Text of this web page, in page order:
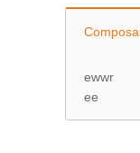
ewwr
ee